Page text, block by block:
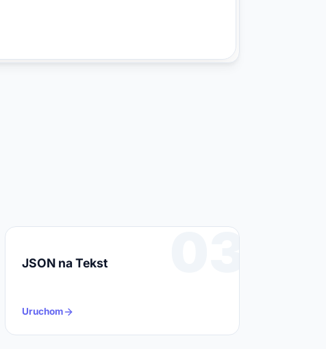
03
JSON na Tekst
Uruchom